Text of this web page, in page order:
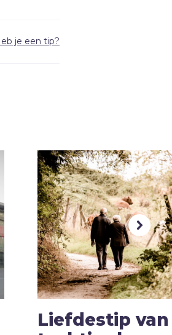
je een tip?
Liefdestip van